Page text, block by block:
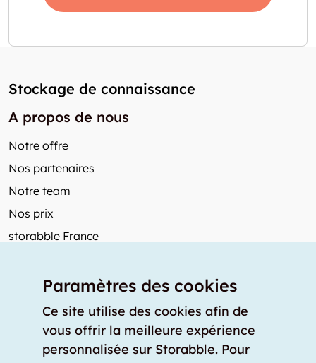
Stockage de connaissance
A propos de nous
Notre offre
Nos partenaires
Notre team
Nos prix
storabble France
Articles de presse
Comment calculer la capacité d'un garde-meuble?
Quel est le tarif moyen d'un garde-meuble?
Paramètres des cookies
Ce site utilise des cookies afin de
vous offrir la meilleure expérience
personnalisée sur Storabble. Pour